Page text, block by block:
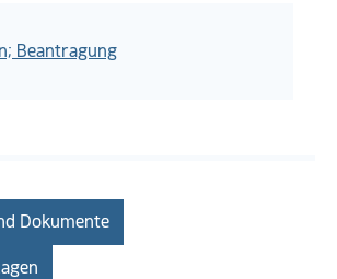
Beantragung
Dokumente